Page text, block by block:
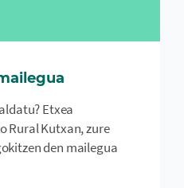
Etxea
Rural Kutxan, zure
den mailegua